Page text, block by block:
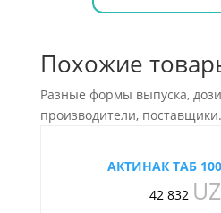
Похожие
Разные формы выпуска,
производители, поставщики.
АКТИНАК ТАБ
42 832